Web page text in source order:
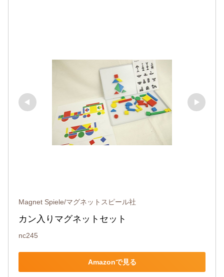
Magnet Spiele/マグネットスピール社
カン入りマグネットセット
nc245
Amazonで見る